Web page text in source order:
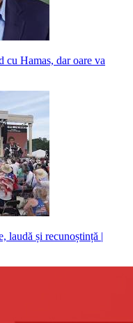
cu Hamas, dar oare va
laudă și recunoștință |